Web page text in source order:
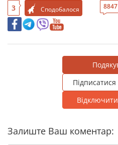
3 Сподобалося 8847
Залиште Ваш коментар: